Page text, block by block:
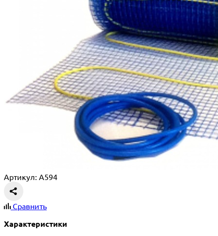
Артикул: A594
Сравнить
Характеристики